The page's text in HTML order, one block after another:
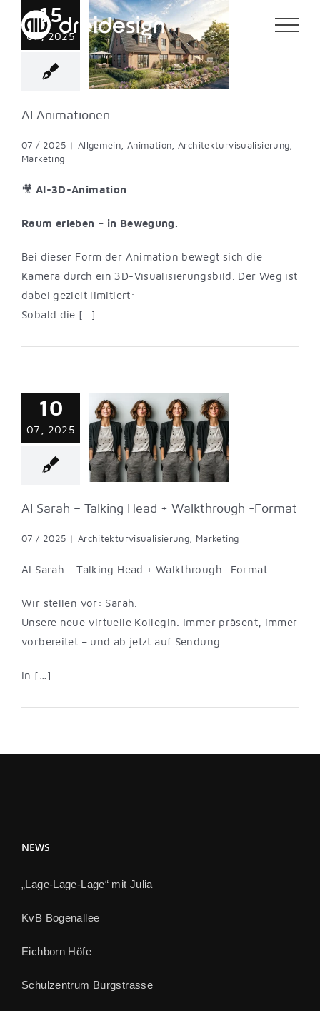
Inhalt
springen
15
07, 2025
Animation
AI Animationen
07 / 2025 | Allgemein, Animation, Architekturvisualisierung,
Marketing
🎥 AI-3D-Animation
Raum erleben – in Bewegung.
Bei dieser Form der Animation bewegt sich die
Kamera durch ein 3D-Visualisierungsbild. Der Weg ist
dabei gezielt limitiert:
Sobald die […]
10
07, 2025
– Talking Head
-Format
AI Sarah – Talking Head + Walkthrough -Format
07 / 2025 | Architekturvisualisierung, Marketing
AI Sarah – Talking Head + Walkthrough -Format
Wir stellen vor: Sarah.
Unsere neue virtuelle Kollegin. Immer präsent, immer
vorbereitet – und ab jetzt auf Sendung.
In […]
NEWS
„Lage-Lage-Lage“ mit Julia
KvB Bogenallee
Eichborn Höfe
Schulzentrum Burgstrasse